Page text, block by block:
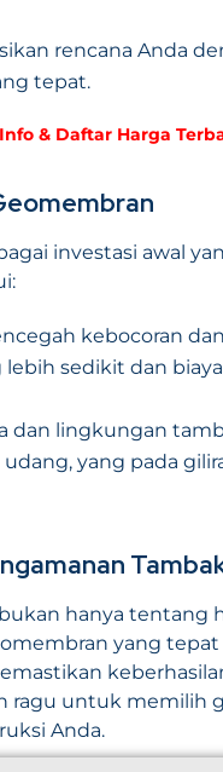
rencana Anda
tepat.
& Daftar Harga
investasi awal
kebocoran
sedikit dan
dan lingkungan
yang pada
hanya tentang
yang
ragu untuk memilih
Anda.